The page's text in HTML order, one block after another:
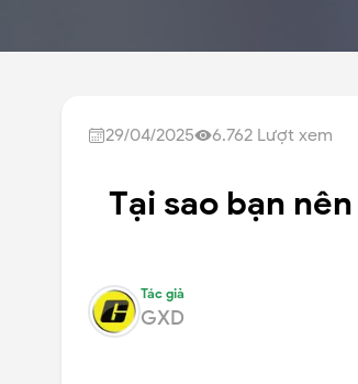
29/04/2025 6.762 Lượt xem
Tại sao bạn
Tác giả
GXD